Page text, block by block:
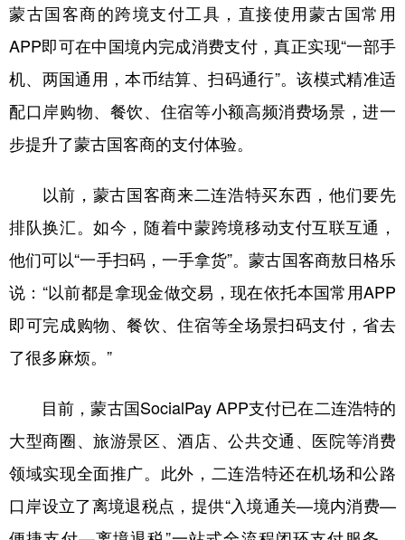
北京 天津 河北 山西
浙江 安徽 福建 江西
山东 河南
四川 贵州 云南 西藏
陕西 甘肃 青海 宁夏
新疆 内蒙古 黑龙江
多语种频道
English Español Français عربى
Русский язык 日本語 한국어
Deutsch Português
蒙古国客商的跨境支付工具，直接使用蒙古国常用
APP即可在中国境内完成消费支付，真正实现“一部手
机、两国通用，本币结算、扫码通行”。该模式精准适
配口岸购物、餐饮、住宿等小额高频消费场景，进一
步提升了蒙古国客商的支付体验。
以前，蒙古国客商来二连浩特买东西，他们要先
排队换汇。如今，随着中蒙跨境移动支付互联互通，
他们可以“一手扫码，一手拿货”。蒙古国客商敖日格乐
说：“以前都是拿现金做交易，现在依托本国常用APP
即可完成购物、餐饮、住宿等全场景扫码支付，省去
了很多麻烦。”
目前，蒙古国SocialPay APP支付已在二连浩特的
大型商圈、旅游景区、酒店、公共交通、医院等消费
领域实现全面推广。此外，二连浩特还在机场和公路
口岸设立了离境退税点，提供“入境通关—境内消费—